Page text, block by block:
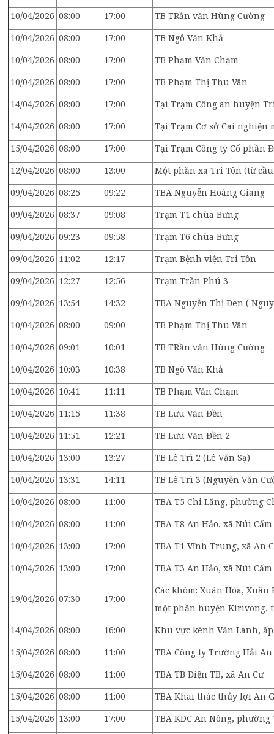
10/04/2026 08:00 17:00
TB TRần văn Hùng Cường
10/04/2026 08:00 17:00
TB Ngô Văn Khả
10/04/2026 08:00 17:00
TB Phạm Văn Chạm
10/04/2026 08:00 17:00
TB Phạm Thị Thu Vân
14/04/2026 08:00 17:00
Tại Trạm Công an huyện
14/04/2026 08:00 17:00
Tại Trạm Cơ sở Cai nghiện
15/04/2026 08:00 17:00
Tại Trạm Công ty Cổ phần
12/04/2026 08:00 13:00
Một phần xã Tri Tôn (từ
09/04/2026 08:25 09:22
TBA Nguyễn Hoàng Giang
09/04/2026 08:37 09:08
Trạm T1 chùa Bưng
09/04/2026 09:23 09:58
Trạm T6 chùa Bưng
09/04/2026 11:02 12:17
Trạm Bệnh viện Tri Tôn
09/04/2026 12:27 12:56
Trạm Trần Phú 3
09/04/2026 13:54 14:32
TBA Nguyễn Thị Đen (
10/04/2026 08:00 09:00
TB Phạm Thị Thu Vân
10/04/2026 09:01 10:01
TB TRần văn Hùng Cường
10/04/2026 10:03 10:38
TB Ngô Văn Khả
10/04/2026 10:41 11:11
TB Phạm Văn Chạm
10/04/2026 11:15 11:38
TB Lưu Văn Đền
10/04/2026 11:51 12:21
TB Lưu Văn Đền 2
10/04/2026 13:00 13:27
TB Lê Trì 2 (Lê Văn Sạ)
10/04/2026 13:31 14:11
TB Lê Trì 3 (Nguyễn Văn
10/04/2026 08:00 11:00
TBA T5 Chi Lăng, phường
10/04/2026 08:00 11:00
TBA T8 An Hảo, xã Núi
10/04/2026 13:00 17:00
TBA T1 Vĩnh Trung, xã An
10/04/2026 13:00 17:00 TBA T3 An Hảo, xã Núi Cấm
19/04/2026 07:30 17:00
Các khóm: Xuân Hòa,
một phần huyện Kirivong,
14/04/2026 08:00 16:00
Khu vực kênh Văn Lanh,
15/04/2026 08:00 11:00
TBA Công ty Trường Hải
15/04/2026 08:00 11:00
TBA TB Điện TB, xã An Cư
15/04/2026 08:00 11:00
TBA Khai thác thủy lợi An
15/04/2026 13:00 17:00
TBA KDC An Nông,